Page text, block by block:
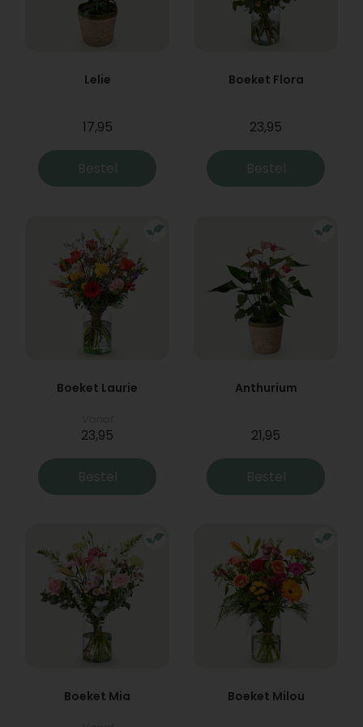
Lelie
17,95
Bestel
Boeket Flora
23,95
Bestel
Boeket Laurie
23,95
Bestel
Anthurium
21,95
Bestel
Boeket Mia Boeket Milou